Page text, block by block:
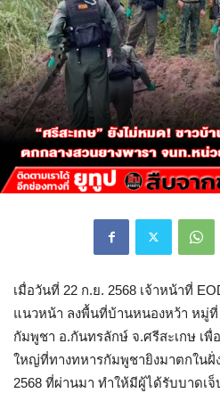
เมื่อวันที่ 22 ก.ย. 2568 เจ้าหน้าที่
แนวหน้า ลงพื้นที่บ้านหนองหว้า หมู่
กัมพูชา อ.กันทรลักษ์ จ.ศรีสะเกษ เพื่
ใหญ่ที่ทางทหารกัมพูชายิงมาตกในฝั่
2568 ที่ผ่านมา ทำให้มีผู้ได้รับบาดเ